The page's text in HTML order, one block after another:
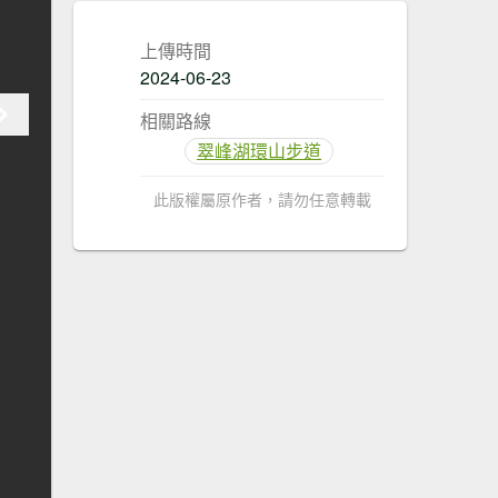
上傳時間
2024-06-23
相關路線
翠峰湖環山步道
此版權屬原作者，請勿任意轉載